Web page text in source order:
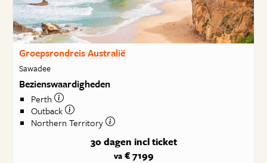
Groepsrondreis Australië
Sawadee
Bezienswaardigheden
Perth
Outback
Northern Territory
30 dagen incl ticket
va€ 7199